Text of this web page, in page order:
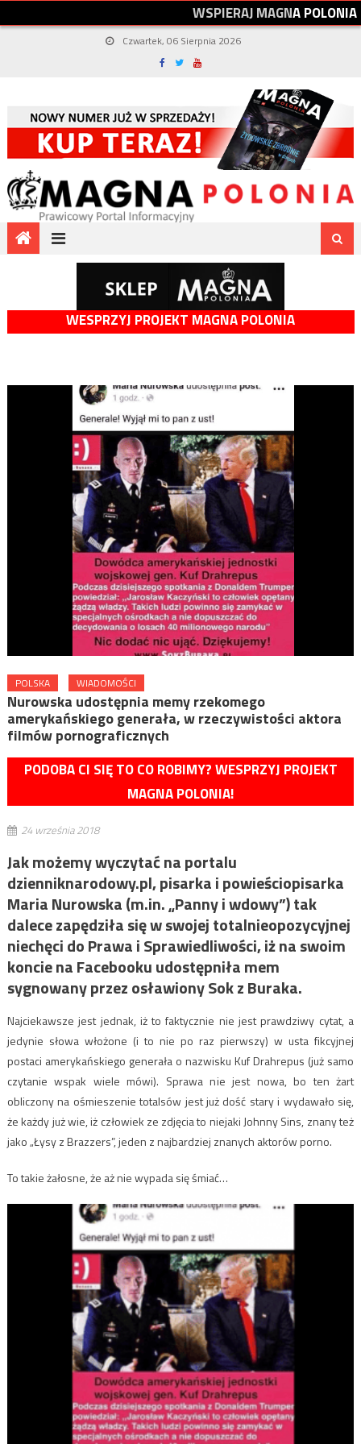
WSPIERAJMAGNAPOLONIA
Czwartek, 06 Sierpnia 2026
WESPRZYJ PROJEKT MAGNA POLONIA
POLSKA WIADOMOŚCI
Nurowska udostępnia memy rzekomego
amerykańskiego generała, w rzeczywistości aktora
filmów pornograficznych
PODOBA CI SIĘ TO CO ROBIMY? WESPRZYJ PROJEKT
MAGNA POLONIA!
24 września 2018
Jak możemy wyczytać na portalu
dzienniknarodowy.pl, pisarka i powieściopisarka
Maria Nurowska (m.in. „Panny i wdowy”) tak
dalece zapędziła się w swojej totalnieopozycyjnej
niechęci do Prawa i Sprawiedliwości, iż na swoim
koncie na Facebooku udostępniła mem
sygnowany przez osławiony Sok z Buraka.
Najciekawsze jest jednak, iż to faktycznie nie jest prawdziwy cytat, a
jedynie słowa włożone (i to nie po raz pierwszy) w usta fikcyjnej
postaci amerykańskiego generała o nazwisku Kuf Drahrepus (już samo
czytanie wspak wiele mówi). Sprawa nie jest nowa, bo ten żart
obliczony na ośmieszenie totalsów jest już dość stary i wydawało się,
że każdy już wie, iż człowiek ze zdjęcia to niejaki Johnny Sins, znany też
jako „Łysy z Brazzers”, jeden z najbardziej znanych aktorów porno.
To takie żałosne, że aż nie wypada się śmiać…